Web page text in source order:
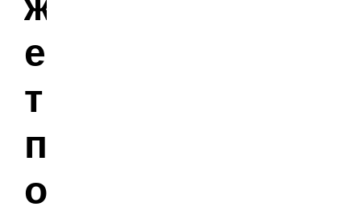
е
т
п
о